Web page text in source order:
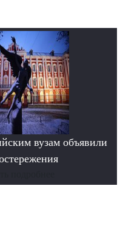
вузам объявили